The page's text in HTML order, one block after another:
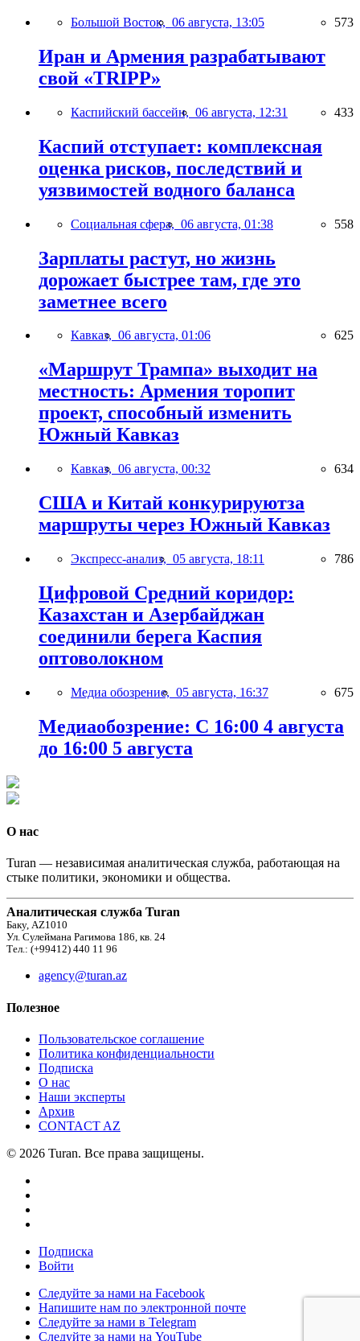
Большой Восток, 06 августа, 13:05 573
Иран и Армения разрабатывают
свой «TRIPP»
Каспийский бассейн, 06 августа, 12:31 433
Каспий отступает: комплексная
оценка рисков, последствий и
уязвимостей водного баланса
Социальная сфера, 06 августа, 01:38 558
Зарплаты растут, но жизнь
дорожает быстрее там, где это
заметнее всего
Кавказ, 06 августа, 01:06 625
«Маршрут Трампа» выходит на
местность: Армения торопит
проект, способный изменить
Южный Кавказ
Кавказ, 06 августа, 00:32 634
США и Китай конкурируютза
маршруты через Южный Кавказ
Экспресс-анализ, 05 августа, 18:11 786
Цифровой Средний коридор:
Казахстан и Азербайджан
соединили берега Каспия
оптоволокном
Медиа обозрение, 05 августа, 16:37 675
Медиаобозрение: С 16:00 4 августа
до 16:00 5 августа
О нас
Turan — независимая аналитическая служба, работающая на
стыке политики, экономики и общества.
Аналитическая служба Turan
Баку, AZ1010
Ул. Сулеймана Рагимова 186, кв. 24
Тел.: (+99412) 440 11 96
agency@turan.az
Полезное
Пользовательское соглашение
Политика конфиденциальности
Подписка
О нас
Наши эксперты
Архив
CONTACT AZ
© 2026 Turan. Все права защищены.
Подписка
Войти
Следуйте за нами на Facebook
Напишите нам по электронной почте
Следуйте за нами в Telegram
Следуйте за нами на YouTube